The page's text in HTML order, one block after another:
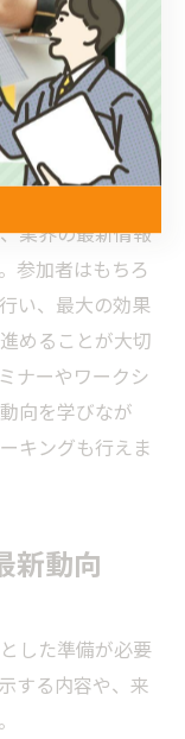
ービスを実演
、来場者は製品
、購入や契約の
す。
業界の最新情報
参加者はもちろ
い、最大の効果
めることが大切
ナーやワークシ
向を学びなが
キングも行えま
新動向
した準備が必要
する内容や、来